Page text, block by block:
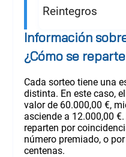
Reintegros
Información
¿Cómo se
Cada sorteo tiene una
distinta. En este caso,
valor de 60.000,00 €,
asciende a 12.000,00
reparten por
número premiado, o
centenas.